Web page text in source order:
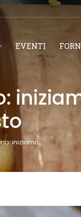
EVENTI
iniziamo…